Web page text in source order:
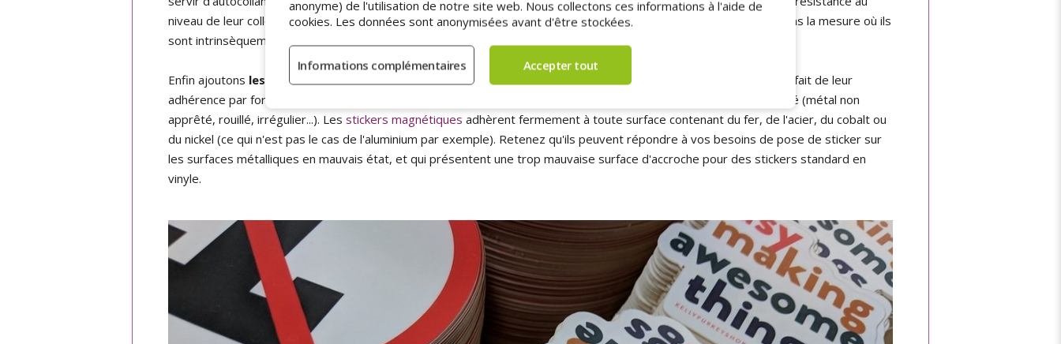
niveau de leur colle, qui restera fermement fixée au support de pose, mais très peu de résistance à l'arrachage dans la mesure où ils
sont intrinsèquement conçus pour se détruire à la moindre tentative.
Enfin ajoutons les stickers magnets
, qui ne sont pas spécifiquement qualifiés de "haute-adhérence", mais qui, du fait de leur
adhérence par force magnétique, peuvent être fixés sur toute surface métallique, même dans un état très dégradé (métal non
apprêté, rouillé, irrégulier...). Les stickers magnétiques adhèrent fermement à toute surface contenant du fer, de l'acier, du cobalt ou
du nickel (ce qui n'est pas le cas de l'aluminium par exemple). Retenez qu'ils peuvent répondre à vos besoins de pose de sticker sur
les surfaces métalliques en mauvais état, et qui présentent une trop mauvaise surface d'accroche pour des stickers standard en
vinyle.
anonyme) de l'utilisation de notre site web. Nous collectons ces informations à l'aide de
cookies. Les données sont anonymisées avant d'être stockées.